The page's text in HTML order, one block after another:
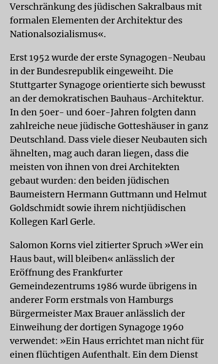
Verschränkung des jüdischen Sakralbaus mit
formalen Elementen der Architektur des
Nationalsozialismus«.
Erst 1952 wurde der erste Synagogen-Neubau
in der Bundesrepublik eingeweiht. Die
Stuttgarter Synagoge orientierte sich bewusst
an der demokratischen Bauhaus-Architektur.
In den 50er- und 60er-Jahren folgten dann
zahlreiche neue jüdische Gotteshäuser in ganz
Deutschland. Dass viele dieser Neubauten sich
ähnelten, mag auch daran liegen, dass die
meisten von ihnen von drei Architekten
gebaut wurden: den beiden jüdischen
Baumeistern Hermann Guttmann und Helmut
Goldschmidt sowie ihrem nichtjüdischen
Kollegen Karl Gerle.
Salomon Korns viel zitierter Spruch »Wer ein
Haus baut, will bleiben« anlässlich der
Eröffnung des Frankfurter
Gemeindezentrums 1986 wurde übrigens in
anderer Form erstmals von Hamburgs
Bürgermeister Max Brauer anlässlich der
Einweihung der dortigen Synagoge 1960
verwendet: »Ein Haus errichtet man nicht für
einen flüchtigen Aufenthalt. Ein dem Dienst